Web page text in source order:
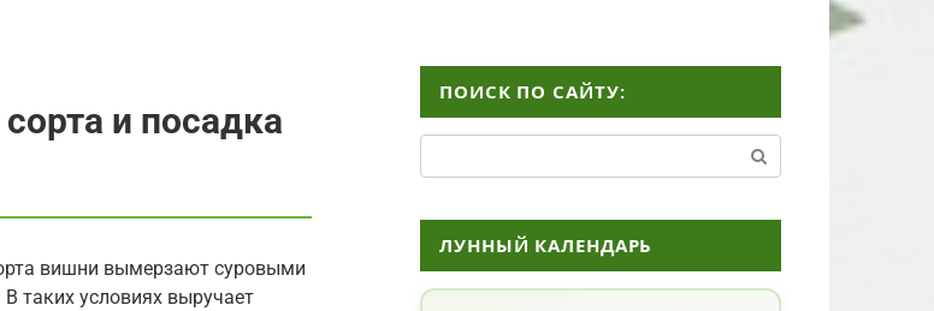
и посадка
вишни вымерзают суровыми
таких условиях выручает
ПОИСК ПО САЙТУ:
ЛУННЫЙ КАЛЕНДАРЬ